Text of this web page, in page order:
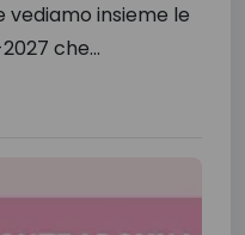
insieme le
che...